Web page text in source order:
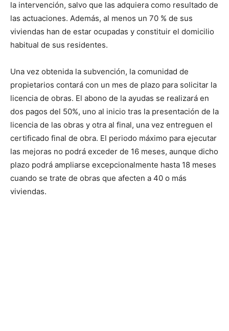
la intervención, salvo que las adquiera como resultado de
las actuaciones. Además, al menos un 70 % de sus
viviendas han de estar ocupadas y constituir el domicilio
habitual de sus residentes.
Una vez obtenida la subvención, la comunidad de
propietarios contará con un mes de plazo para solicitar la
licencia de obras. El abono de la ayudas se realizará en
dos pagos del 50%, uno al inicio tras la presentación de la
licencia de las obras y otra al final, una vez entreguen el
certificado final de obra. El periodo máximo para ejecutar
las mejoras no podrá exceder de 16 meses, aunque dicho
plazo podrá ampliarse excepcionalmente hasta 18 meses
cuando se trate de obras que afecten a 40 o más
viviendas.